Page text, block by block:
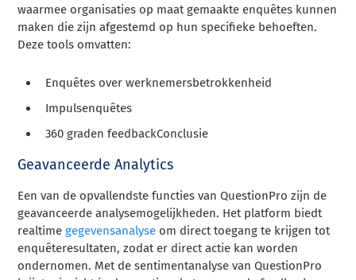
waarmee organisaties op maat gemaakte enquêtes kunnen
maken die zijn afgestemd op hun specifieke behoeften.
Deze tools omvatten:
Enquêtes over werknemersbetrokkenheid
Impulsenquêtes
360 graden feedbackConclusie
Geavanceerde Analytics
Een van de opvallendste functies van QuestionPro zijn de
geavanceerde analysemogelijkheden. Het platform biedt
realtimegegevensanalyse om direct toegang te krijgen tot
enquêteresultaten, zodat er direct actie kan worden
ondernomen. Met de sentimentanalyse van QuestionPro